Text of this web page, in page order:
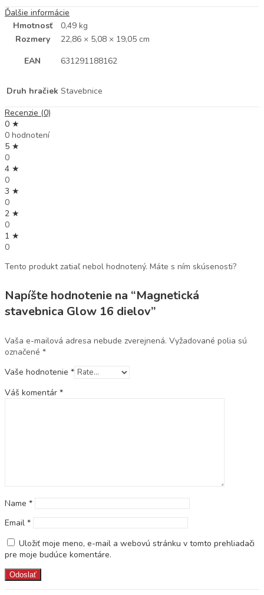
Ďalšie informácie
Hmotnosť
0,49 kg
Rozmery
22,86 × 5,08 × 19,05 cm
EAN
631291188162
Druh hračiek Stavebnice
Recenzie (0)
0 ★
0 hodnotení
5 ★
0
4 ★
0
3 ★
0
2 ★
0
1 ★
0
Tento produkt zatiaľ nebol hodnotený. Máte s ním skúsenosti?
Napíšte hodnotenie na “Magnetická
stavebnica Glow 16 dielov”
Vaša e-mailová adresa nebude zverejnená. Vyžadované polia sú
označené *
Vaše hodnotenie *
Váš komentár *
Name *
Email *
Uložiť moje meno, e-mail a webovú stránku v tomto prehliadači
pre moje budúce komentáre.